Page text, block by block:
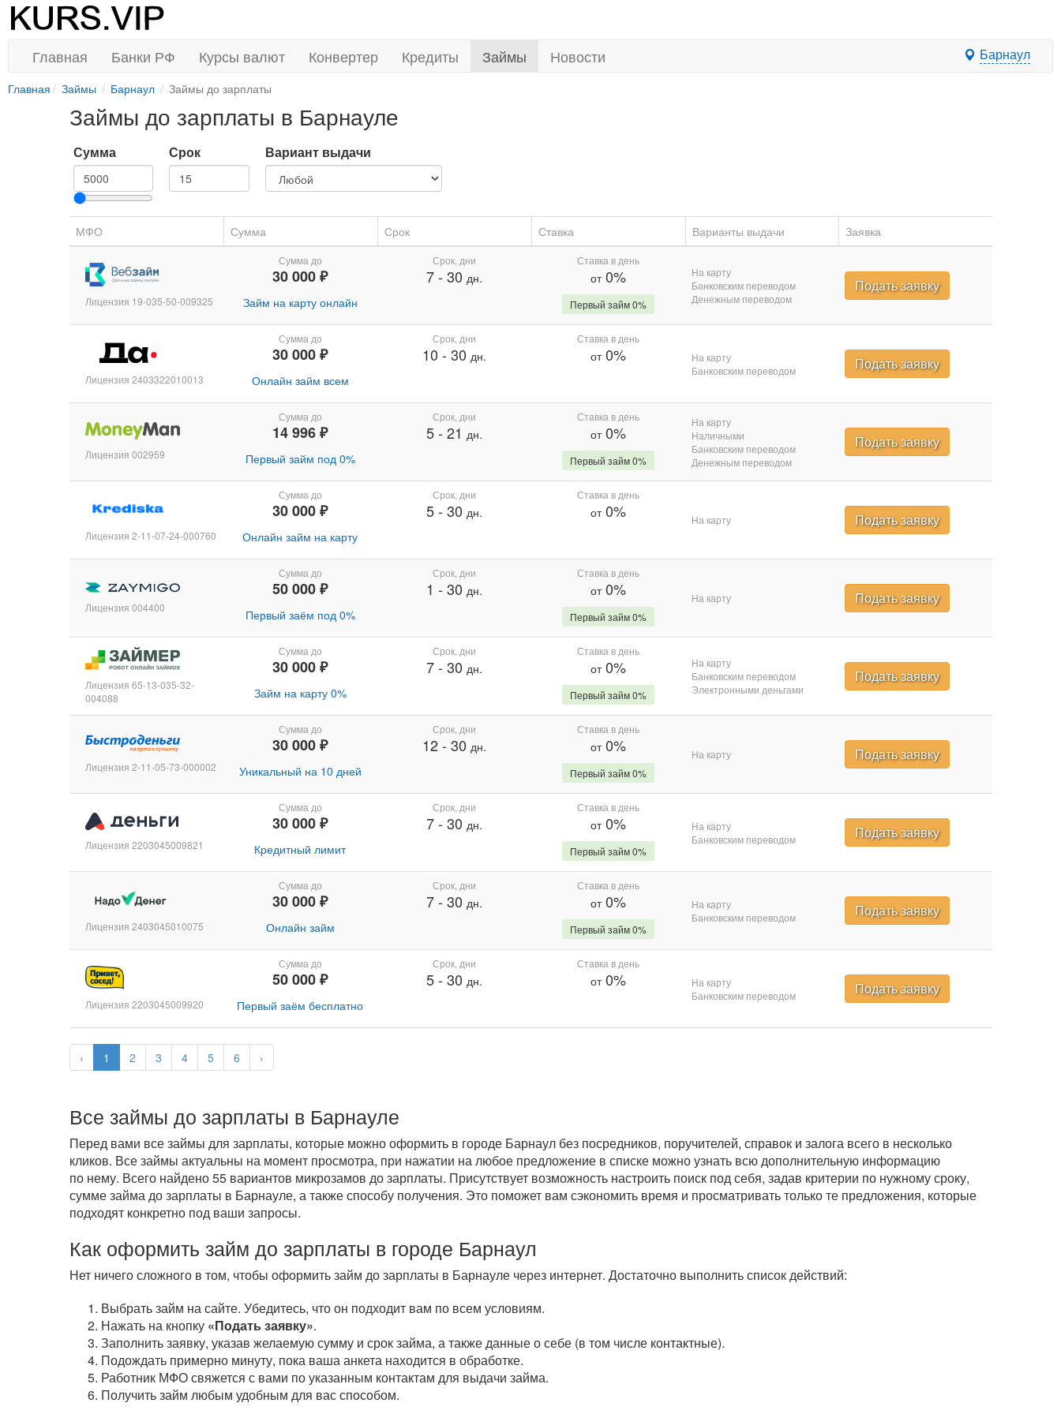
Главная Банки РФ Курсы валют Конвертер Кредиты Займы Новости Барнаул
Главная Займы Барнаул Займы до зарплаты
Займы до зарплаты в Барнауле
Сумма Срок Вариант выдачи
МФО Сумма Срок Ставка Варианты выдачи Заявка
‹ 1 2 3 4 5 6 ›
Лицензия 19-035-50-009325
Сумма до
30 000 ₽
Займ на карту онлайн
Срок, дни
7- 30 дн.
Ставка в день
от0%
Первый займ 0%
На карту
Банковским переводом
Денежным переводом
Подать заявку
Лицензия 2403322010013
Сумма до
30 000 ₽
Онлайн займ всем
Срок, дни
10 - 30 дн.
Ставка в день
от0%
На карту
Банковским переводом
Подать заявку
Лицензия 002959
Сумма до
14 996 ₽
Первый займ под 0%
Срок, дни
5- 21 дн.
Ставка в день
от0%
Первый займ 0%
На карту
Наличными
Банковским переводом
Денежным переводом
Подать заявку
Лицензия 2-11-07-24-000760
Сумма до
30 000 ₽
Онлайн займ на карту
Срок, дни
5- 30 дн.
Ставка в день
от0% На карту Подать заявку
Лицензия 004400
Сумма до
50 000 ₽
Первый заём под 0%
Срок, дни
1 - 30 дн.
Ставка в день
от0%
Первый займ 0%
На карту Подать заявку
Лицензия 65-13-035-32-
004088
Сумма до
30 000 ₽
Займ на карту 0%
Срок, дни
7- 30 дн.
Ставка в день
от0%
Первый займ 0%
На карту
Банковским переводом
Электронными деньгами
Подать заявку
Лицензия 2-11-05-73-000002
Сумма до
30 000 ₽
Уникальный на 10 дней
Срок, дни
12- 30 дн.
Ставка в день
от0%
Первый займ 0%
На карту Подать заявку
Лицензия 2203045009821
Сумма до
30 000 ₽
Кредитный лимит
Срок, дни
7- 30 дн.
Ставка в день
от0%
Первый займ 0%
На карту
Банковским переводом
Подать заявку
Лицензия 2403045010075
Сумма до
30 000 ₽
Онлайн займ
Срок, дни
7- 30 дн.
Ставка в день
от0%
Первый займ 0%
На карту
Банковским переводом
Подать заявку
Лицензия 2203045009920
Сумма до
50 000 ₽
Первый заём бесплатно
Срок, дни
5- 30 дн.
Ставка в день
от0%
На карту
Банковским переводом
Подать заявку
Все займы до зарплаты в Барнауле
Перед вами все займы для зарплаты, которые можно оформить в городе Барнаул без посредников, поручителей, справок и залога всего в несколько
кликов. Все займы актуальны на момент просмотра, при нажатии на любое предложение в списке можно узнать всю дополнительную информацию
по нему. Всего найдено 55 вариантов микрозамов до зарплаты. Присутствует возможность настроить поиск под себя, задав критерии по нужному сроку,
сумме займа до зарплаты в Барнауле, а также способу получения. Это поможет вам сэкономить время и просматривать только те предложения, которые
подходят конкретно под ваши запросы.
Как оформить займ до зарплаты в городе Барнаул
Нет ничего сложного в том, чтобы оформить займ до зарплаты в Барнауле через интернет. Достаточно выполнить список действий:
Выбрать займ на сайте. Убедитесь, что он подходит вам по всем условиям.
Нажать на кнопку «Подать заявку».
Заполнить заявку, указав желаемую сумму и срок займа, а также данные о себе (в том числе контактные).
Подождать примерно минуту, пока ваша анкета находится в обработке.
Работник МФО свяжется с вами по указанным контактам для выдачи займа.
Получить займ любым удобным для вас способом.